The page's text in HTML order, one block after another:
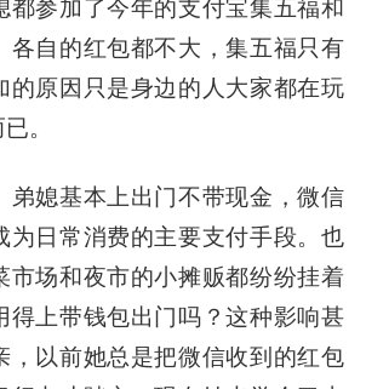
各自的红包都不大，集五福只有
的原因只是身边的人大家都在玩
。
媳基本上出门不带现金，微信
为日常消费的主要支付手段。也
市场和夜市的小摊贩都纷纷挂着
得上带钱包出门吗？这种影响甚
，以前她总是把微信收到的红包